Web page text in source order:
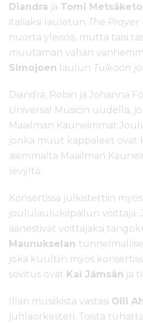
Diandra ja Tomi Metsäketo
italiaksi lauletun The Prayer
nuorta yleisöä, mutta taisi
muutaman vähän
Simojoen laulun Tulkoon
Diandra, Robin ja Johanna
Universal Musicin uudella,
Maailman Kauneimmat
jonka muut kappaleet ovat
aiemmalta Maailman
levyltä.
Konsertissa julkistettiin
joululaulukilpailun voittaja.
äänestivät voittajaksi
Maunukselan
joka kuultiin myös
sovitus ovat Kai Jämsän ja
Illan musiikista vastasi Olli
juhlaorkesteri. Toista